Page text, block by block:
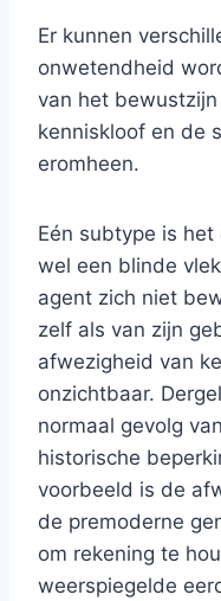
Er kunnen
onwetendheid
van het
kenniskloof en de
eromheen.
Eén subtype is het
wel een blinde
agent zich niet
zelf als van zijn
afwezigheid van
onzichtbaar.
normaal gevolg
historische
voorbeeld is de
de premoderne
om rekening te
weerspiegelde